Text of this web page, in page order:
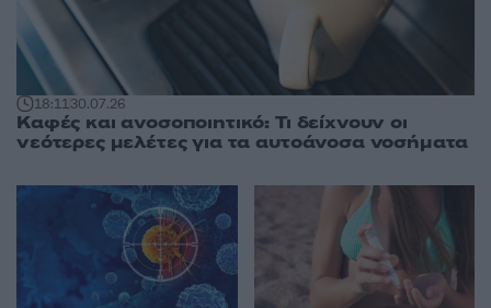
18:1130.07.26
Καφές και ανοσοποιητικό: Τι δείχνουν οι
νεότερες μελέτες για τα αυτοάνοσα νοσήματα